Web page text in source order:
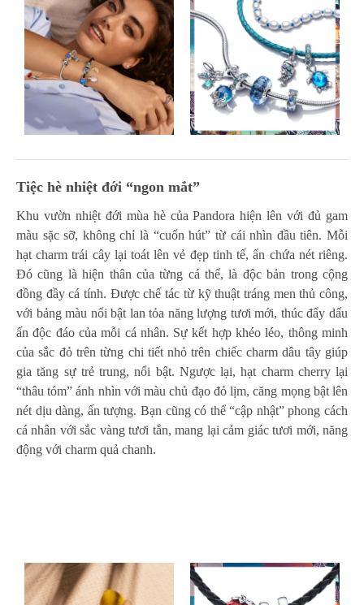
Tiệc hè nhiệt đới “ngon mắt”
Khu vườn nhiệt đới mùa hè của Pandora hiện lên với đủ gam
màu sặc sỡ, không chỉ là “cuốn hút” từ cái nhìn đầu tiên. Mỗi
hạt charm trái cây lại toát lên vẻ đẹp tinh tế, ẩn chứa nét riêng.
Đó cũng là hiện thân của từng cá thể, là độc bản trong cộng
đồng đầy cá tính. Được chế tác từ kỹ thuật tráng men thủ công,
với bảng màu nổi bật lan tỏa năng lượng tươi mới, thúc đẩy dấu
ấn độc đáo của mỗi cá nhân. Sự kết hợp khéo léo, thông minh
của sắc đỏ trên từng chi tiết nhỏ trên chiếc charm dâu tây giúp
gia tăng sự trẻ trung, nổi bật. Ngược lại, hạt charm cherry lại
“thâu tóm” ánh nhìn với màu chủ đạo đỏ lịm, căng mọng bật lên
nét dịu dàng, ấn tượng. Bạn cũng có thể “cập nhật” phong cách
cá nhân với sắc vàng tươi tắn, mang lại cảm giác tươi mới, năng
động với charm quả chanh.